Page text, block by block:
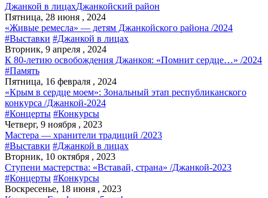
Джанкой в лицахДжанкойский район
Пятница, 28 июня , 2024
«Живые ремесла» — детям Джанкойского района /2024
#Выставки #Джанкой в лицах
Вторник, 9 апреля , 2024
К 80-летию освобождения Джанкоя: «Помнит сердце…» /2024
#Память
Пятница, 16 февраля , 2024
«Крым в сердце моем»: Зональный этап республиканского
конкурса /Джанкой-2024
#Концерты #Конкурсы
Четверг, 9 ноября , 2023
Мастера — хранители традиций /2023
#Выставки #Джанкой в лицах
Вторник, 10 октября , 2023
Ступени мастерства: «Вставай, страна» /Джанкой-2023
#Концерты #Конкурсы
Воскресенье, 18 июня , 2023